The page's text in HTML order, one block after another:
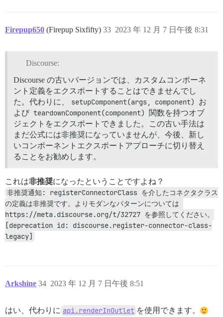
Firepup650 (Firepup Sixfifty) 2023 年 12 月 7 日午後 8:31
33
Discourse:
Discourse の古いバージョンでは、カスタムコンポーネ
ント定義をエクスポートすることはできませんでし
た。代わりに、
setupComponent(args, component)
お
よび teardownComponent(component)
関数を持つオブ
ジェクトをエクスポートできました。この古い手法は
まだ公式には非推奨になっていませんが、今後、新し
いコンポーネントエクスポートアプローチに切り替え
ることをお勧めします。
これは非推奨になったということですよね？
非推奨通知: registerConnectorClass を介したコネクタクラス
の定義は非推奨です。よりモダンなパターンについては
https://meta.discourse.org/t/32727 を参照してください。
[deprecation id: discourse.register-connector-class-
legacy]
Arkshine 2023 年 12 月 7 日午後 8:51
34
はい、代わりに api.renderInOutlet を使用できます。